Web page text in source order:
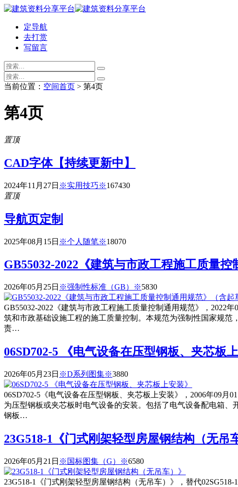
定导航
去打赏
写留言
当前位置： 空间首页 > 第4页
第4页
置顶
CAD字体【持续更新中】
2024年11月27日 ※实用技巧※167430
置顶
导航页定制
2025年08月15日 ※个人随笔※18070
GB55032-2022《建筑与市政工程施工质量控
2026年05月25日 ※强制性标准（GB）※5830
GB55032-2022《建筑与市政工程施工质量控制通用规范》，2022
筑和市政基础设施工程的施工质量控制。本规范为强制性国家规
责…
06SD702-5 《电气设备在压型钢板、夹芯板上
2026年05月23日 ※D系列图集※3880
06SD702-5《电气设备在压型钢板、夹芯板上安装》，2006年09
为压型钢板或夹芯板时电气设备的安装。包括了电气设备配电箱
钢板…
23G518-1《门式刚架轻型房屋钢结构（无吊
2026年05月21日 ※国标图集（G）※6580
23G518-1《门式刚架轻型房屋钢结构（无吊车）》，替代